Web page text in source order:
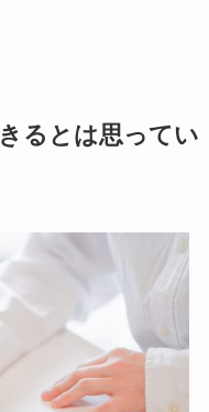
るとは思ってい